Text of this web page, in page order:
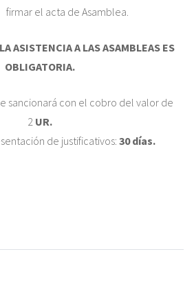
firmar el acta de Asamblea.
ASISTENCIA A LAS ASAMBLEAS ES
OBLIGATORIA.
sancionará con el cobro del valor de
2 UR.
de justificativos: 30 días.